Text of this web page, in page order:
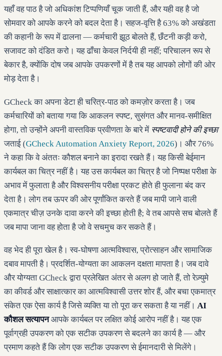
यहाँ वह पाठ है जो अधिकांश टिप्पणियाँ चूक जाती हैं, और यही वह है जो
सोमवार को आपके करने को बदल देता है। सहज-वृत्ति है 63% को अखंडता
की कहानी के रूप में ढालना — कर्मचारी झूठ बोलते हैं, छँटनी कड़ी करो,
सजावट को दंडित करो। यह ढाँचा केवल निर्दयी ही नहीं; परिचालन रूप से
बेकार है, क्योंकि दोष जब आपके उपकरणों में है तब यह आपको लोगों की ओर
मोड़ देता है।
GCheck का अपना डेटा ही चरित्र-पाठ को कमज़ोर करता है। जब
कर्मचारियों को बताया गया कि आकलन स्पष्ट, सुसंगत और मानव-समीक्षित
होगा, तो उन्होंने अपनी वास्तविक प्रवीणता के बारे में स्पष्टवादी होने की इच्छा
जताई (GCheck Automation Anxiety Report, 2026)। और 76%
ने कहा कि वे अंततः कौशल बनाने का इरादा रखते हैं। यह किसी बेईमान
कार्यबल का चित्र नहीं है। यह उस कार्यबल का चित्र है जो निष्पक्ष परीक्षा के
अभाव में फुलाता है और विश्वसनीय परीक्षा प्रकट होते ही फुलाना बंद कर
देता है। लोग तब ऊपर की ओर पूर्णांकित करते हैं जब मापी जाने वाली
एकमात्र चीज़ उनके दावा करने की इच्छा होती है; वे तब आपसे सच बोलते हैं
जब मापा जाना वह होता है जो वे सचमुच कर सकते हैं।
वह भेद ही पूरा खेल है। स्व-घोषणा आत्मविश्वास, प्रोत्साहन और सामाजिक
दबाव मापती है। प्रदर्शित-योग्यता का आकलन दक्षता मापता है। जब दावे
और योग्यता GCheck द्वारा प्रलेखित अंतर से अलग हो जाते हैं, तो रेज़्युमे
का कीवर्ड और साक्षात्कार का आत्मविश्वासी उत्तर शोर हैं, और बचा एकमात्र
संकेत एक ऐसा कार्य है जिसे व्यक्ति या तो पूरा कर सकता है या नहीं। AI
कौशल सत्यापनआपके कार्यबल पर लक्षित कोई आरोप नहीं है। यह एक
पूर्वाग्रही उपकरण को एक सटीक उपकरण से बदलने का कार्य है — और
प्रमाण कहते हैं कि लोग एक सटीक उपकरण से ईमानदारी से मिलेंगे।